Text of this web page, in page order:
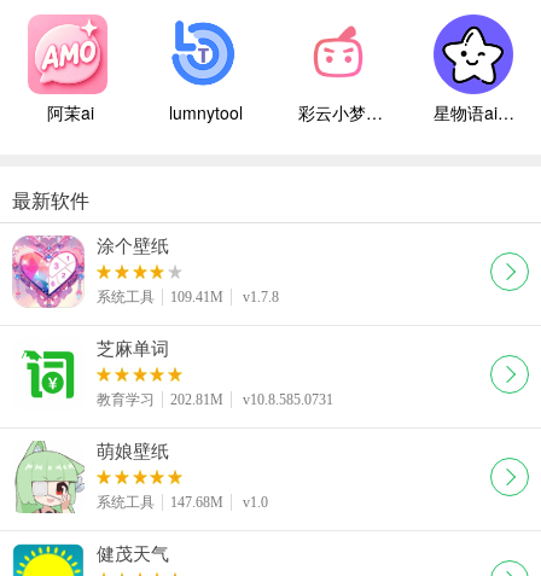
阿茉ai lumnytool 彩云小梦国际版 星物语ai聊天
最新软件
涂个壁纸
系统工具 109.41M v1.7.8
芝麻单词
教育学习 202.81M v10.8.585.0731
萌娘壁纸
系统工具 147.68M v1.0
健茂天气